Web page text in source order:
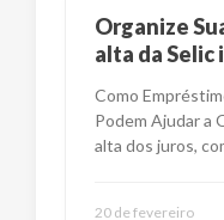
Organize
alta da Selic
Como
Podem Ajudar a
alta dos juros,
20 de fevereiro